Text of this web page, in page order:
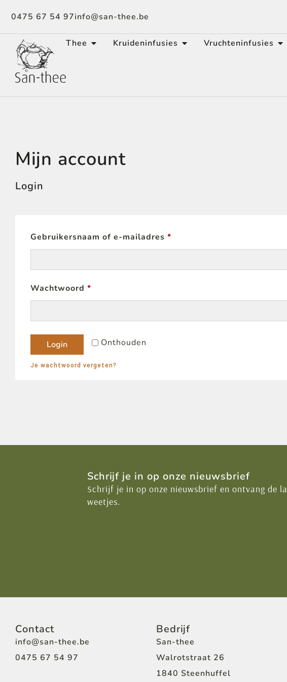
0475 67 54 97info@san-thee.be
Thee Kruideninfusies Vruchteninfusies
Mijn account
Login
Gebruikersnaam of e-mailadres *
Wachtwoord *
Onthouden
Login
Je wachtwoord vergeten?
Schrijf je in op onze nieuwsbrief
Schrijf je in op onze nieuwsbrief en ontvang de
weetjes.
Contact
info@san-thee.be
0475 67 54 97
Bedrijf
San-thee
Walrotstraat 26
1840 Steenhuffel